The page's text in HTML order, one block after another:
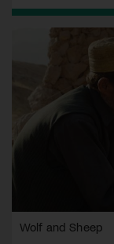
Wolf and Sheep